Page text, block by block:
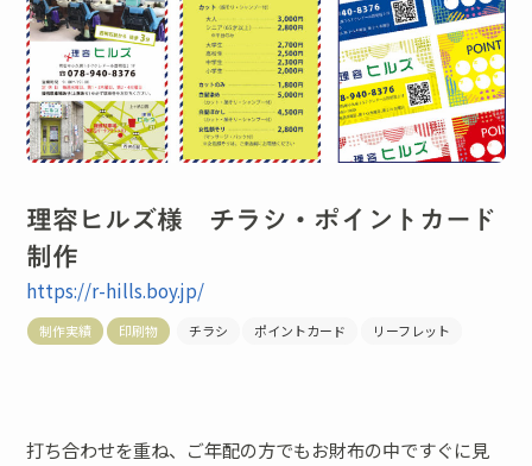
理容ヒルズ様 チラシ・ポイントカード
制作
https://r-hills.boy.jp/
制作実績 印刷物 チラシ ポイントカード リーフレット
打ち合わせを重ね、ご年配の方でもお財布の中ですぐに見